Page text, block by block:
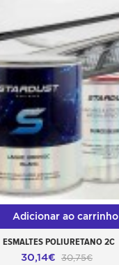
Adicionar ao carrinho
ESMALTES POLIURETANO 2C
30,14€ 30,75€